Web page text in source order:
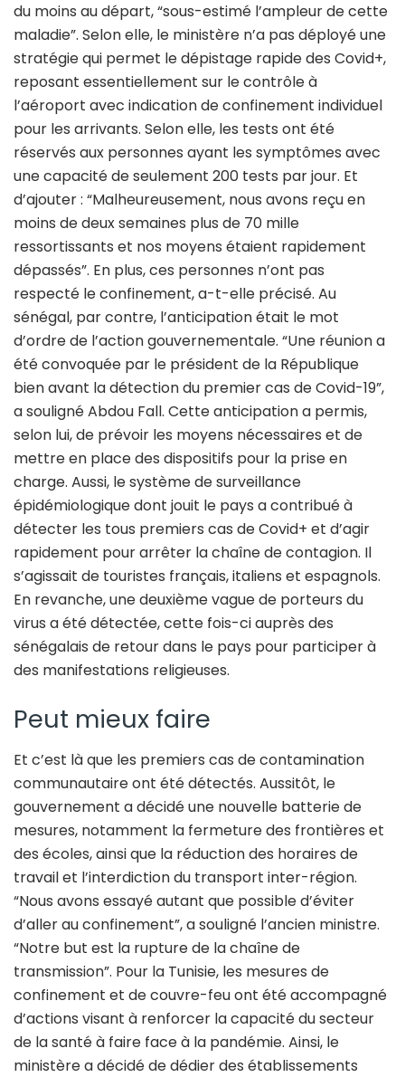
du moins au départ, “sous-estimé l’ampleur de cette
maladie”. Selon elle, le ministère n’a pas déployé une
stratégie qui permet le dépistage rapide des Covid+,
reposant essentiellement sur le contrôle à
l’aéroport avec indication de confinement individuel
pour les arrivants. Selon elle, les tests ont été
réservés aux personnes ayant les symptômes avec
une capacité de seulement 200 tests par jour. Et
d’ajouter : “Malheureusement, nous avons reçu en
moins de deux semaines plus de 70 mille
ressortissants et nos moyens étaient rapidement
dépassés”. En plus, ces personnes n’ont pas
respecté le confinement, a-t-elle précisé. Au
sénégal, par contre, l’anticipation était le mot
d’ordre de l’action gouvernementale. “Une réunion a
été convoquée par le président de la République
bien avant la détection du premier cas de Covid-19”,
a souligné Abdou Fall. Cette anticipation a permis,
selon lui, de prévoir les moyens nécessaires et de
mettre en place des dispositifs pour la prise en
charge. Aussi, le système de surveillance
épidémiologique dont jouit le pays a contribué à
détecter les tous premiers cas de Covid+ et d’agir
rapidement pour arrêter la chaîne de contagion. Il
s’agissait de touristes français, italiens et espagnols.
En revanche, une deuxième vague de porteurs du
virus a été détectée, cette fois-ci auprès des
sénégalais de retour dans le pays pour participer à
des manifestations religieuses.
Peut mieux faire
Et c’est là que les premiers cas de contamination
communautaire ont été détectés. Aussitôt, le
gouvernement a décidé une nouvelle batterie de
mesures, notamment la fermeture des frontières et
des écoles, ainsi que la réduction des horaires de
travail et l’interdiction du transport inter-région.
“Nous avons essayé autant que possible d’éviter
d’aller au confinement”, a souligné l’ancien ministre.
“Notre but est la rupture de la chaîne de
transmission”. Pour la Tunisie, les mesures de
confinement et de couvre-feu ont été accompagné
d’actions visant à renforcer la capacité du secteur
de la santé à faire face à la pandémie. Ainsi, le
ministère a décidé de dédier des établissements